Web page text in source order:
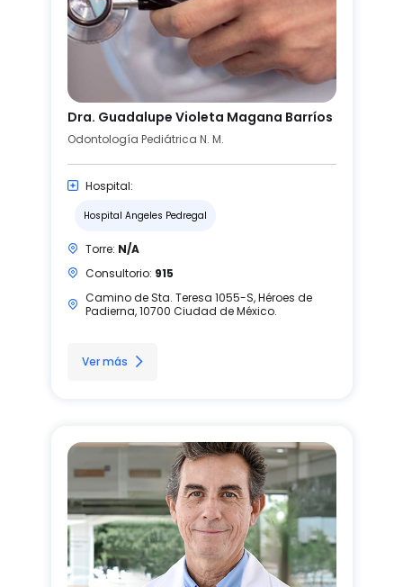
Dra. Guadalupe Violeta Magana Barríos
Odontología Pediátrica N. M.
Hospital:
Hospital Angeles Pedregal
Torre: N/A
Consultorio: 915
Camino de Sta. Teresa 1055-S, Héroes de
Padierna, 10700 Ciudad de México.
Ver más